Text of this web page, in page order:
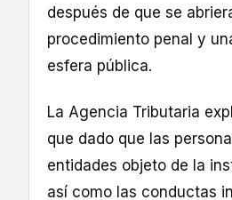
después de que se
procedimiento penal y
esfera pública.
La Agencia Tributaria
que dado que las
entidades objeto de la
así como las conductas